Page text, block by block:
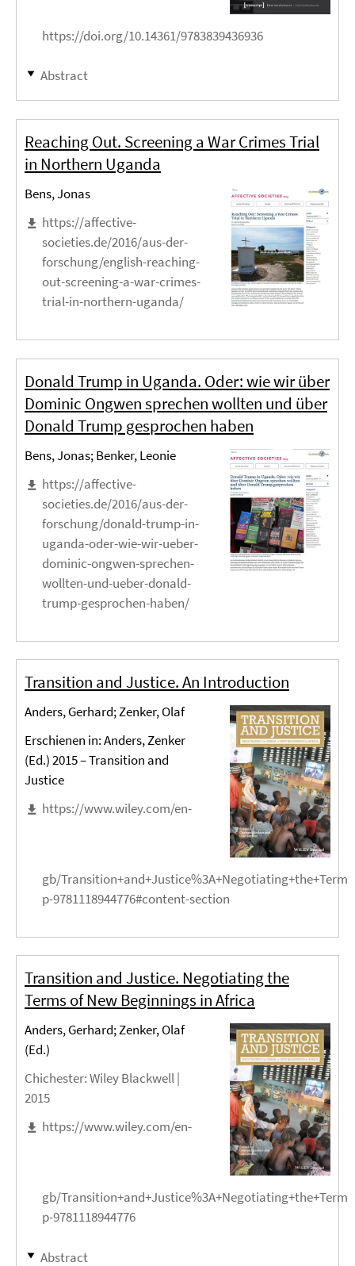
https://doi.org/10.14361/9783839436936
Abstract
Reaching Out. Screening a War Crimes Trial
in Northern Uganda
Bens, Jonas
https://affective-
societies.de/2016/aus-der-
forschung/english-reaching-
out-screening-a-war-crimes-
trial-in-northern-uganda/
Donald Trump in Uganda. Oder: wie wir über
Dominic Ongwen sprechen wollten und über
Donald Trump gesprochen haben
Bens, Jonas; Benker, Leonie
https://affective-
societies.de/2016/aus-der-
forschung/donald-trump-in-
uganda-oder-wie-wir-ueber-
dominic-ongwen-sprechen-
wollten-und-ueber-donald-
trump-gesprochen-haben/
Transition and Justice. An Introduction
Anders, Gerhard; Zenker, Olaf
Erschienen in: Anders, Zenker
(Ed.) 2015 – Transition and
Justice
https://www.wiley.com/en-
gb/
p-9781118944776#content-section
Transition and Justice. Negotiating the
Terms of New Beginnings in Africa
Anders, Gerhard; Zenker, Olaf
(Ed.)
Chichester: Wiley Blackwell |
2015
https://www.wiley.com/en-
gb/
p-9781118944776
Abstract